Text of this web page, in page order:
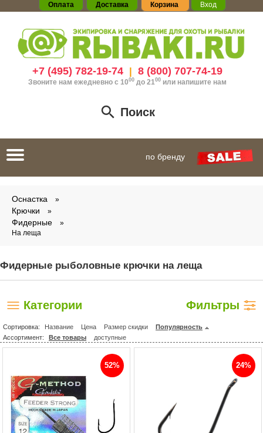
Оплата Доставка Корзина Вход
+7 (495) 782-19-74| 8 (800) 707-74-19
Звоните нам ежедневно с 1000до 21 00 или напишите нам
Поиск
Toggle
navigation
по бренду
Оснастка
Крючки
Фидерные
На леща
Фидерные рыболовные крючки на леща
Категории Фильтры
Сортировка: Название Цена Размер скидки
Популярность
Ассортимент:
Все товары доступные
52% 24%